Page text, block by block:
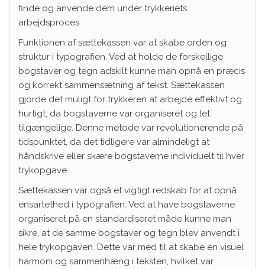
finde og anvende dem under trykkeriets
arbejdsproces.
Funktionen af sættekassen var at skabe orden og
struktur i typografien. Ved at holde de forskellige
bogstaver og tegn adskilt kunne man opnå en præcis
og korrekt sammensætning af tekst. Sættekassen
gjorde det muligt for trykkeren at arbejde effektivt og
hurtigt, da bogstaverne var organiseret og let
tilgængelige. Denne metode var revolutionerende på
tidspunktet, da det tidligere var almindeligt at
håndskrive eller skære bogstaverne individuelt til hver
trykopgave.
Sættekassen var også et vigtigt redskab for at opnå
ensartethed i typografien. Ved at have bogstaverne
organiseret på en standardiseret måde kunne man
sikre, at de samme bogstaver og tegn blev anvendt i
hele trykopgaven. Dette var med til at skabe en visuel
harmoni og sammenhæng i teksten, hvilket var